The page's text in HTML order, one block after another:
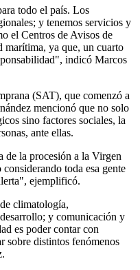
todo el país. Los
y tenemos servicios y
el Centros de Avisos de
marítima, ya que, un cuarto
indicó Marcos
(SAT), que comenzó a
mencionó que no solo
sino factores sociales, la
ante ellas.
de la procesión a la Virgen
toda esa gente
ejemplificó.
climatología,
y comunicación y
es poder contar con
sobre distintos fenómenos